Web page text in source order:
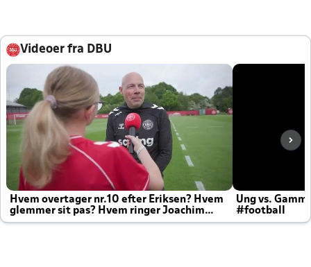
Videoer fra DBU
Hvem overtager nr.10 efter Eriksen? Hvem
glemmer sit pas? Hvem ringer Joachim
altid til efter kampe?
Ung vs.
#football